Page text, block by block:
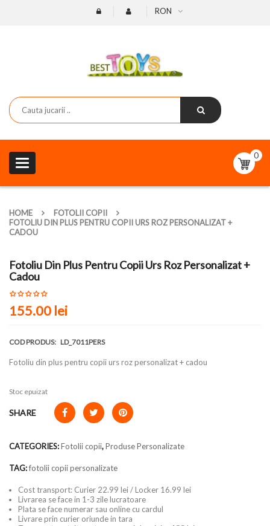
RON
Toggle
navigation
0
HOME
FOTOLII COPII
FOTOLIU DIN PLUS PENTRU COPII URS ROZ PERSONALIZAT +
CADOU
Fotoliu Din Plus Pentru Copii Urs Roz Personalizat +
Cadou
155.00 lei
COD PRODUS: LD_7011PERS
Fotoliu din plus pentru copii urs roz personalizat + cadou
Stoc epuizat
SHARE
CATEGORIES:Fotolii copii,Produse Personalizate
TAG:fotolii copii personalizate
Cost transport: Curier 22.99 lei / Locker 16.99 lei
Livrarea se face in 1-3 zile lucratoare
Plata se face numerar sau online cu cardul
Livrare prin curier oriunde in tara